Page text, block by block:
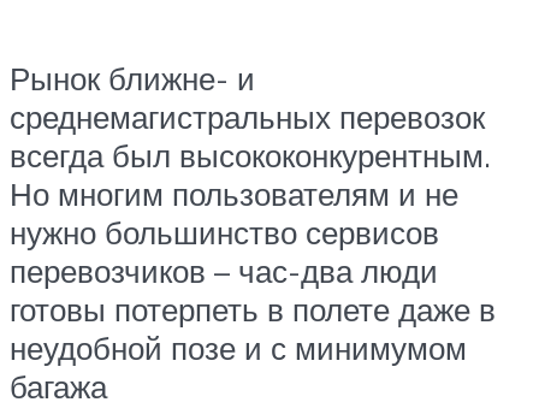
Рынок ближне- и
среднемагистральных перевозок
всегда был высококонкурентным.
Но многим пользователям и не
нужно большинство сервисов
перевозчиков – час-два люди
готовы потерпеть в полете даже в
неудобной позе и с минимумом
багажа